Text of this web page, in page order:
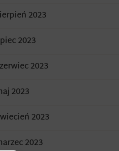
2023
2023
2023
2023
2023
2023